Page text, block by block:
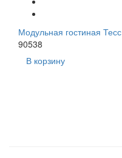
Модульная гостиная Тесс
90538
В корзину